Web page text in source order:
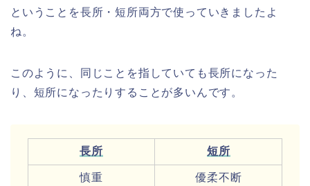
ということを長所・短所両方で使っていきましたよ
ね。
このように、同じことを指していても長所になった
り、短所になったりすることが多いんです。
長所 短所
慎重 優柔不断